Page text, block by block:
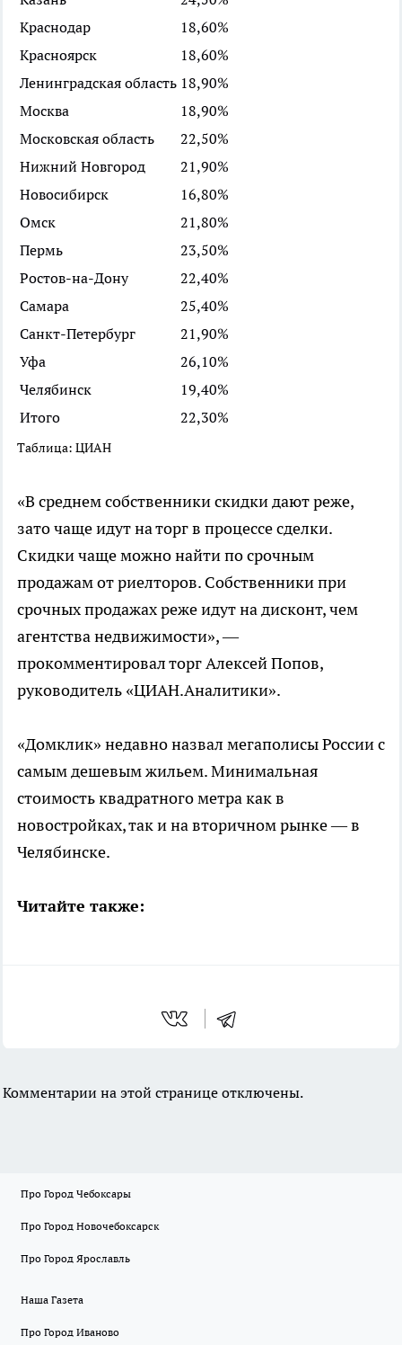
Краснодар
18,60%
Красноярск
18,60%
Ленинградская область 18,90%
Москва
18,90%
Московская область
22,50%
Нижний Новгород
21,90%
Новосибирск
16,80%
Омск
21,80%
Пермь
23,50%
Ростов-на-Дону
22,40%
Самара
25,40%
Санкт-Петербург
21,90%
Уфа
26,10%
Челябинск
19,40%
Итого
22,30%
Таблица: ЦИАН
«В среднем собственники скидки дают реже,
зато чаще идут на торг в процессе сделки.
Скидки чаще можно найти по срочным
продажам от риелторов. Собственники при
срочных продажах реже идут на дисконт, чем
агентства недвижимости», —
прокомментировал торг Алексей Попов,
руководитель «ЦИАН.Аналитики».
«Домклик» недавно назвал мегаполисы России с
самым дешевым жильем. Минимальная
стоимость квадратного метра как в
новостройках, так и на вторичном рынке — в
Челябинске.
Читайте также:
Комментарии на этой странице отключены.
Про Город Чебоксары
Про Город Новочебоксарск
Про Город Ярославль
Наша Газета
Про Город Иваново